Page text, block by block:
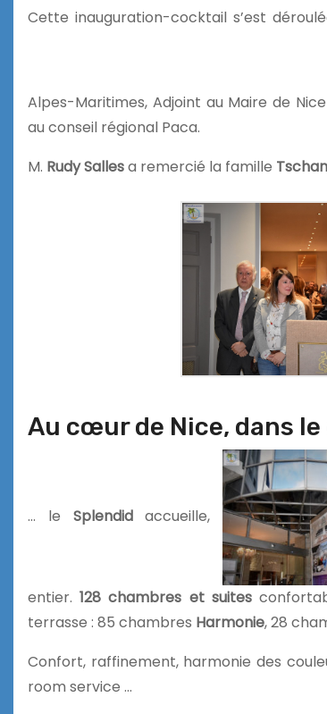
Cette inauguration-cocktail s’est
Alpes-Maritimes, Adjoint au Maire de
au conseil régional Paca.
M. Rudy Sallesa remercié la famille
Au cœur de Nice, dans
… le Splendidaccueille,
entier.128 chambres et suites
terrasse : 85 chambres Harmonie, 28
Confort, raffinement, harmonie des
room service …